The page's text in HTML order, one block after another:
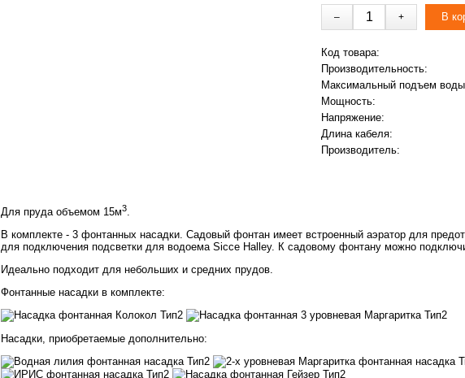
Код товара:
Производительность:
Максимальный подъем
Мощность:
Напряжение:
Длина кабеля:
Производитель:
Для пруда объемом 15м3.
В комплекте - 3 фонтанных насадки. Садовый фонтан имеет встроенный аэратор для
для подключения подсветки для водоема Sicce Halley. К садовому фонтану можно
Идеально подходит для небольших и средних прудов.
Фонтанные насадки в комплекте:
Насадки, приобретаемые дополнительно: